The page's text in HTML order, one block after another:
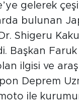
gelerek
bulunan
Shigeru
Başkan
ilgisi ve
Deprem
ile